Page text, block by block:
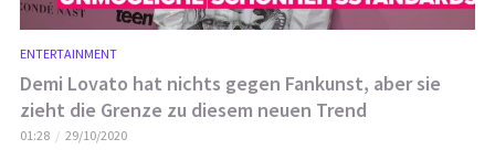
ENTERTAINMENT
Demi Lovato hat nichts gegen Fankunst, aber sie
zieht die Grenze zu diesem neuen Trend
01:28 29/10/2020